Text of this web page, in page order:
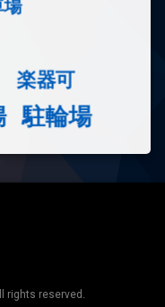
場
楽器可
駐輪場
rights reserved.